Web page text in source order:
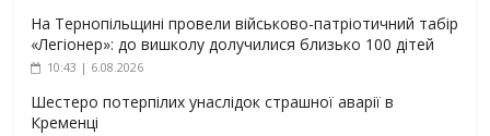
На Тернопільщині провели військово-патріотичний табір
«Легіонер»: до вишколу долучилися близько 100 дітей
10:43 | 6.08.2026
Шестеро потерпілих унаслідок страшної аварії в
Кременці